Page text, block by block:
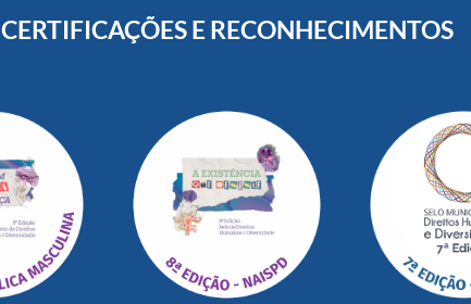
CERTIFICAÇÕES E RECONHECIMENTOS